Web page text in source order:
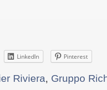
LinkedIn Pinterest
Riviera, Gruppo